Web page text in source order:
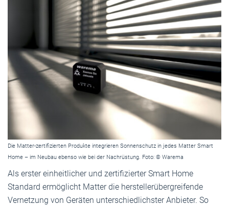
Die Matter-zertifizierten Produkte integrieren Sonnenschutz in jedes Matter Smart
Home – im Neubau ebenso wie bei der Nachrüstung. Foto: © Warema
Als erster einheitlicher und zertifizierter Smart Home
Standard ermöglicht Matter die herstellerübergreifende
Vernetzung von Geräten unterschiedlichster Anbieter. So